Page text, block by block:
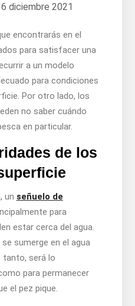
diciembre 2021
encontrarás en el
para satisfacer una
a un modelo
para condiciones
Por otro lado, los
no saber cuándo
en particular.
de los
un señuelo de
para
estar cerca del agua.
sumerge en el agua
tanto, será lo
para permanecer
el pez pique.